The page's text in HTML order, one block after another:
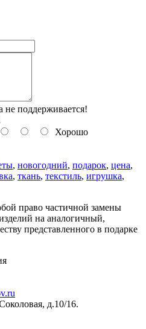
не поддерживается!
Хорошо
, новогодний, подарок, цена,
, ткань, текстиль, игрушка,
право частичной замены
на аналогичный,
представленного в подарке
д.10/16.